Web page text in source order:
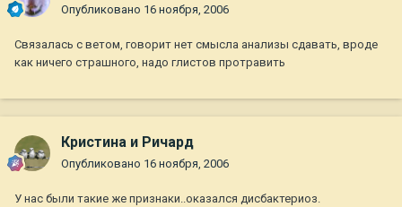
Опубликовано 16 ноября, 2006
Связалась с ветом, говорит нет смысла анализы сдавать, вроде
как ничего страшного, надо глистов протравить
Кристина и Ричард
Опубликовано 16 ноября, 2006
У нас были такие же признаки..оказался дисбактериоз.